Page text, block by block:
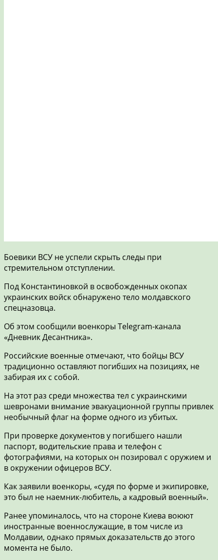
Боевики ВСУ не успели скрыть следы при
стремительном отступлении.
Под Константиновкой в освобожденных окопах
украинских войск обнаружено тело молдавского
спецназовца.
Об этом сообщили военкоры Telegram-канала
«Дневник Десантника».
Российские военные отмечают, что бойцы ВСУ
традиционно оставляют погибших на позициях, не
забирая их с собой.
На этот раз среди множества тел с украинскими
шевронами внимание эвакуационной группы привлек
необычный флаг на форме одного из убитых.
При проверке документов у погибшего нашли
паспорт, водительские права и телефон с
фотографиями, на которых он позировал с оружием и
в окружении офицеров ВСУ.
Как заявили военкоры, «судя по форме и экипировке,
это был не наемник-любитель, а кадровый военный».
Ранее упоминалось, что на стороне Киева воюют
иностранные военнослужащие, в том числе из
Молдавии, однако прямых доказательств до этого
момента не было.